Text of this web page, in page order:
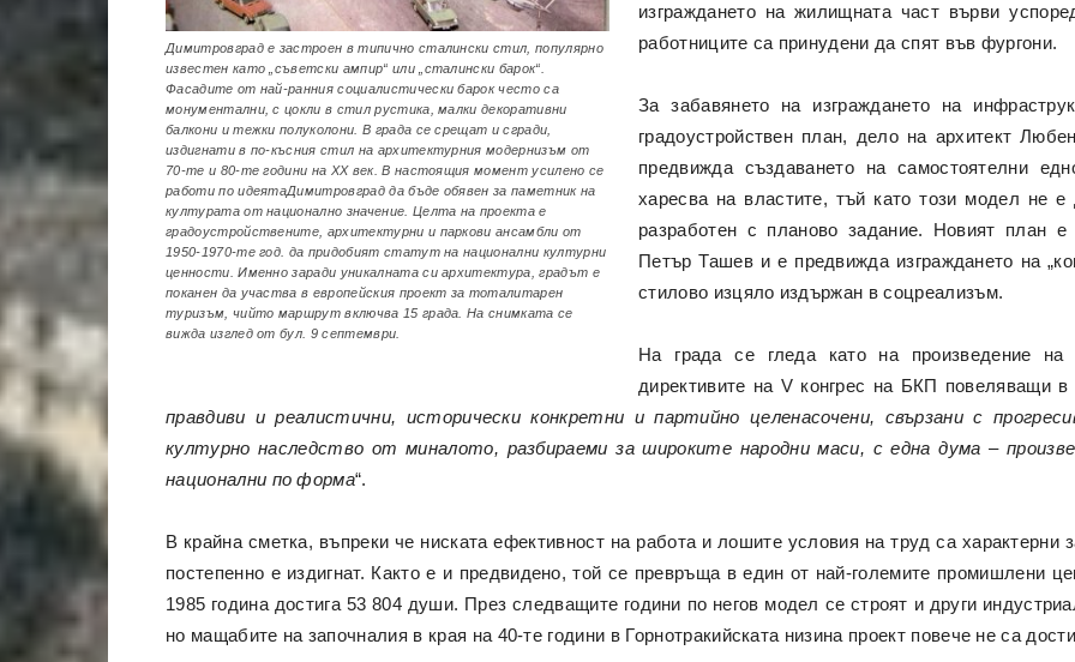
Димитровград е застроен в типично сталински стил, популярно
известен като „съветски ампир“ или „сталински барок“.
Фасадите от най-ранния социалистически барок често са
монументални, с цокли в стил рустика, малки декоративни
балкони и тежки полуколони. В града се срещат и сгради,
издигнати в по-късния стил на архитектурния модернизъм от
70-те и 80-те години на ХХ век. В настоящия момент усилено се
работи по идеятаДимитровград да бъде обявен за паметник на
културата от национално значение. Целта на проекта е
градоустройствените, архитектурни и паркови ансамбли от
1950-1970-те год. да придобият статут на национални културни
ценности. Именно заради уникалната си архитектура, градът е
поканен да участва в европейския проект за тоталитарен
туризъм, чийто маршрут включва 15 града. На снимката се
вижда изглед от бул. 9 септември.
изграждането на жилищната част върви
работниците са принудени да спят във фургони.
За забавянето на изграждането на
градоустройствен план, дело на архитект
предвижда създаването на самостоятелни
харесва на властите, тъй като този модел не е
разработен с планово задание. Новият план е
Петър Ташев и е предвижда изграждането на
стилово изцяло издържан в соцреализъм.
На града се гледа като на произведение на
директивите на V конгрес на БКП повеляващи
правдиви и реалистични, исторически конкретни и партийно целенасочени, свързани с
културно наследство от миналото, разбираеми за широките народни маси, с една дума –
национални по форма“.
В крайна сметка, въпреки че ниската ефективност на работа и лошите условия на труд са характерни
постепенно е издигнат. Както е и предвидено, той се превръща в един от най-големите промишлени
1985 година достига 53 804 души. През следващите години по негов модел се строят и други
но мащабите на започналия в края на 40-те години в Горнотракийската низина проект повече не са